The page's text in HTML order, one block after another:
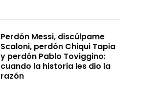
Perdón Messi, discúlpame
Scaloni, perdón Chiqui Tapia
y perdón Pablo Toviggino:
cuando la historia les dio la
razón